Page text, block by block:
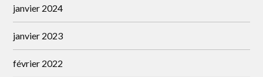
janvier 2024
janvier 2023
février 2022